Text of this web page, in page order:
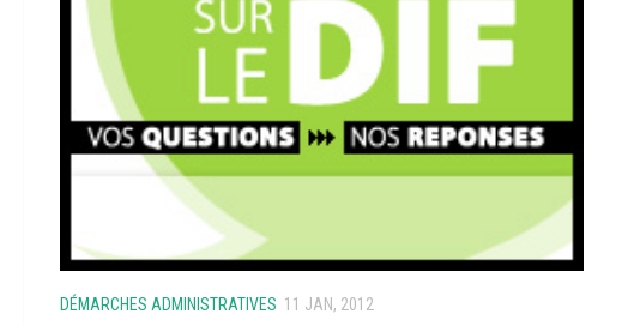
DÉMARCHES ADMINISTRATIVES 11 JAN, 2012